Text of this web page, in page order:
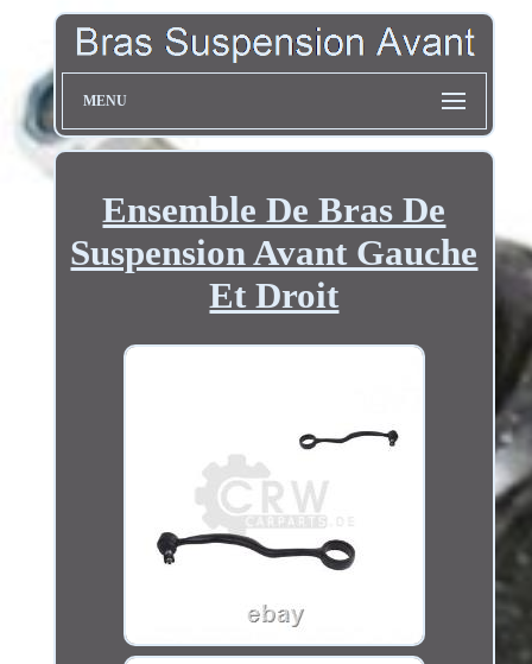
MENU
Ensemble De Bras De
Suspension Avant Gauche
Et Droit